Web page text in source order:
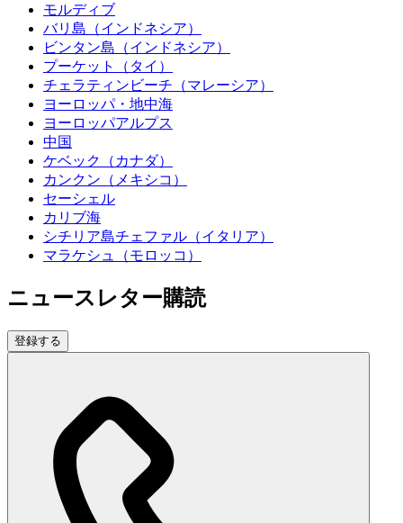
モルディブ
バリ島（インドネシア）
ビンタン島（インドネシア）
プーケット（タイ）
チェラティンビーチ（マレーシア）
ヨーロッパ・地中海
ヨーロッパアルプス
中国
ケベック（カナダ）
カンクン（メキシコ）
セーシェル
カリブ海
シチリア島チェファル（イタリア）
マラケシュ（モロッコ）
ニュースレター購読
登録する